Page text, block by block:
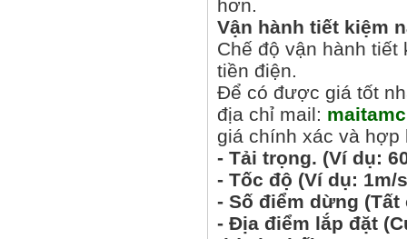
hơn.
Vận hành tiết kiệm
Chế độ vận hành
tiền điện.
Để có được giá tốt
địa chỉ mail:
giá chính xác và hợp
- Tải trọng. (Ví dụ:
- Tốc độ (Ví dụ: 1m/
- Số điểm dừng (Tất
- Địa điểm lắp đặt